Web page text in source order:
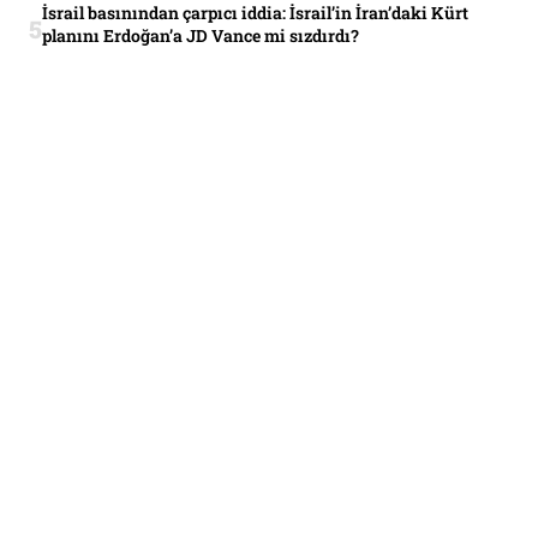
İsrail basınından çarpıcı iddia: İsrail’in İran’daki Kürt
planını Erdoğan’a JD Vance mi sızdırdı?